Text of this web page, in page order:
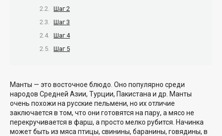
Шаг 2
Шаг 3
Шаг 4
Шаг 5
Манты — это восточное блюдо. Оно популярно среди
народов Средней Азии, Турции, Пакистана и др. Манты
очень похожи на русские пельмени, но их отличие
заключается в том, что они готовятся на пару, а мясо не
перекручивается в фарш, а просто мелко рубится. Начинка
может быть из мяса птицы, свинины, баранины, говядины, в